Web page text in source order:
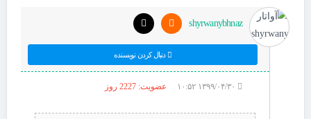
shyrwanybhnaz
دنبال کردن نویسنده
عضویت: 2227 روز